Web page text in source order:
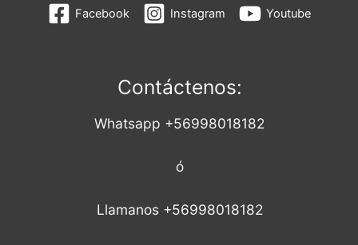
Facebook Instagram Youtube
Contáctenos:
Whatsapp +56998018182
ó
Llamanos +56998018182